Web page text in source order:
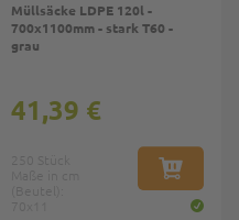
Müllsäcke LDPE 120l -
700x1100mm - stark T60 -
grau
IN DEN
41,39 €